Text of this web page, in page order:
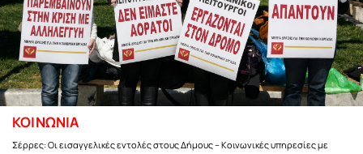
ΚΟΙΝΩΝΙΑ
Σέρρες: Οι εισαγγελικές εντολές στους Δήμους – Κοινωνικές υπηρεσίες με